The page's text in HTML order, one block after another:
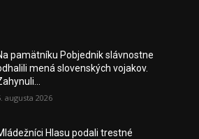
pamätníku Pobjednik slávnostne
mená slovenských vojakov.
augusta 2026
Hlasu podali trestné